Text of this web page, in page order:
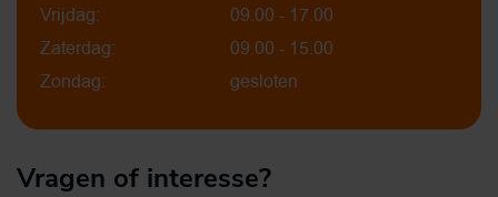
Vrijdag:
09.00 - 17.00
Zaterdag:
09.00 - 15.00
Zondag:
gesloten
Vragen of interesse?